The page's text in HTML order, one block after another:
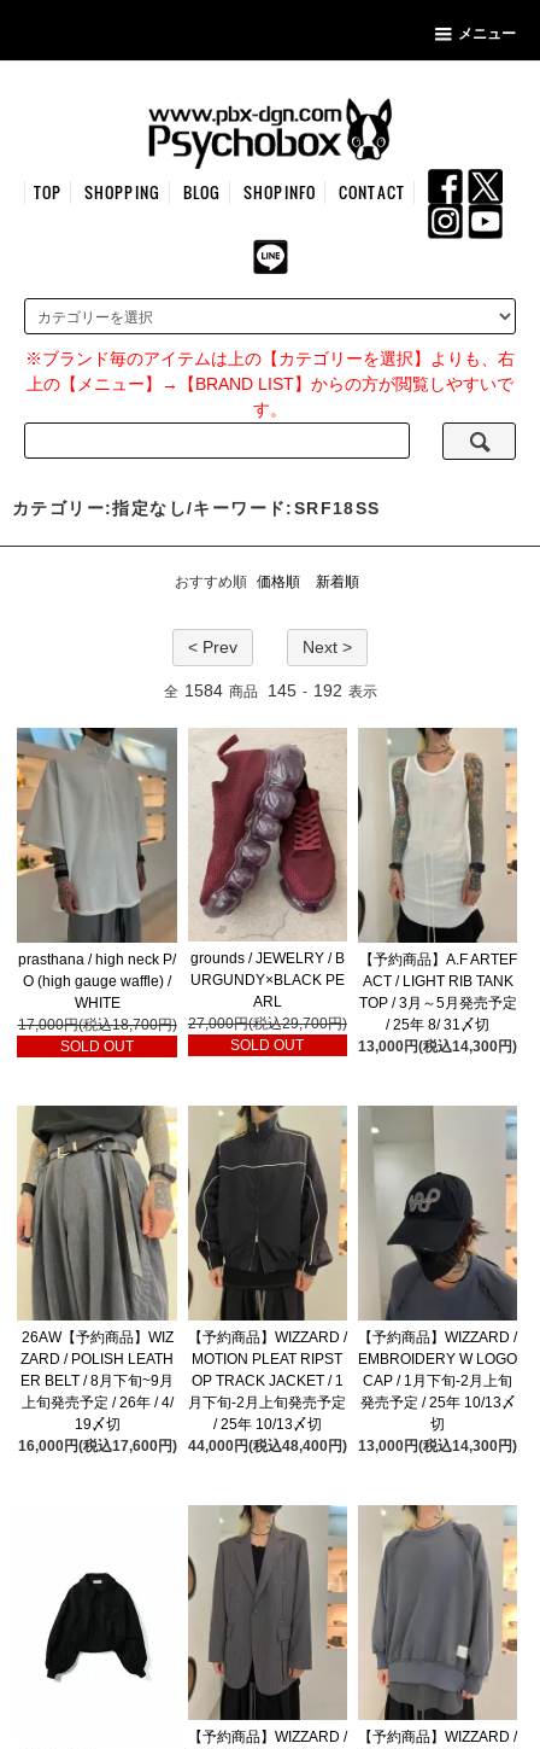
メニュー
TOP SHOPPING BLOG SHOPINFO CONTACT
※ブランド毎のアイテムは上の【カテゴリーを選択】よりも、右
上の【メニュー】→【BRAND LIST】からの方が閲覧しやすいで
す。
カテゴリー:指定なし/キーワード:SRF18SS
おすすめ順 価格順 新着順
< Prev Next >
全 1584 商品 145 - 192 表示
prasthana / high neck P/
O (high gauge waffle) /
WHITE
17,000円(税込18,700円)
SOLD OUT
grounds / JEWELRY / B
URGUNDY×BLACK PE
ARL
27,000円(税込29,700円)
SOLD OUT
【予約商品】A.F ARTEF
ACT / LIGHT RIB TANK
TOP / 3月～5月発売予定
/ 25年 8/ 31〆切
13,000円(税込14,300円)
26AW【予約商品】WIZ
ZARD / POLISH LEATH
ER BELT / 8月下旬~9月
上旬発売予定 / 26年 / 4/
19〆切
16,000円(税込17,600円)
【予約商品】WIZZARD /
MOTION PLEAT RIPST
OP TRACK JACKET / 1
月下旬-2月上旬発売予定
/ 25年 10/13〆切
44,000円(税込48,400円)
【予約商品】WIZZARD /
EMBROIDERY W LOGO
CAP / 1月下旬-2月上旬
発売予定 / 25年 10/13〆
切
13,000円(税込14,300円)
【予約商品】WIZZARD /
【予約商品】WIZZARD /